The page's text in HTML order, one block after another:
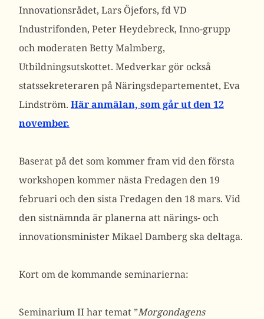
Innovationsrådet, Lars Öjefors, fd VD
Industrifonden, Peter Heydebreck, Inno-grupp
och moderaten Betty Malmberg,
Utbildningsutskottet. Medverkar gör också
statssekreteraren på Näringsdepartementet, Eva
Lindström. Här anmälan, som går ut den 12
november.
Baserat på det som kommer fram vid den första
workshopen kommer nästa Fredagen den 19
februari och den sista Fredagen den 18 mars. Vid
den sistnämnda är planerna att närings- och
innovationsminister Mikael Damberg ska deltaga.
Kort om de kommande seminarierna:
Seminarium II har temat ”Morgondagens